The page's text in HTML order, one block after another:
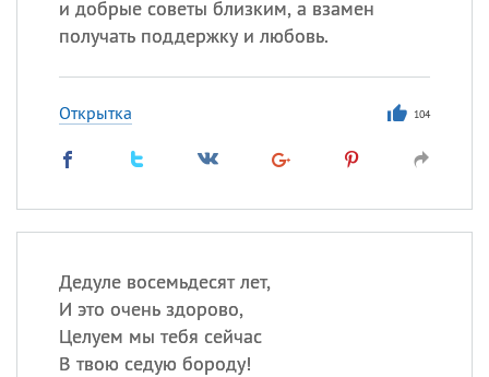
и добрые советы близким, а взамен
получать поддержку и любовь.
Открытка 104
Дедуле восемьдесят лет,
И это очень здорово,
Целуем мы тебя сейчас
В твою седую бороду!